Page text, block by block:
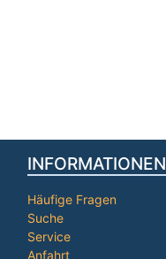
INFORMATIONEN
Häufige Fragen
Suche
Service
Anfahrt